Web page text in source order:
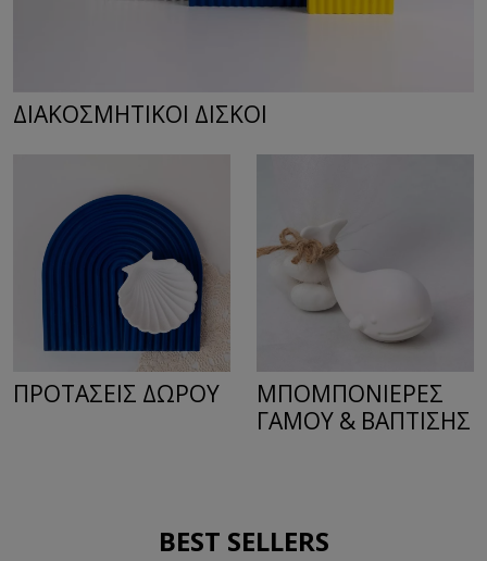
ΔΙΑΚΟΣΜΗΤΙΚΟΙ ΔΙΣΚΟΙ
ΠΡΟΤΑΣΕΙΣ ΔΩΡΟΥ
ΜΠΟΜΠΟΝΙΕΡΕΣ
ΓΑΜΟΥ & ΒΑΠΤΙΣΗΣ
BEST SELLERS